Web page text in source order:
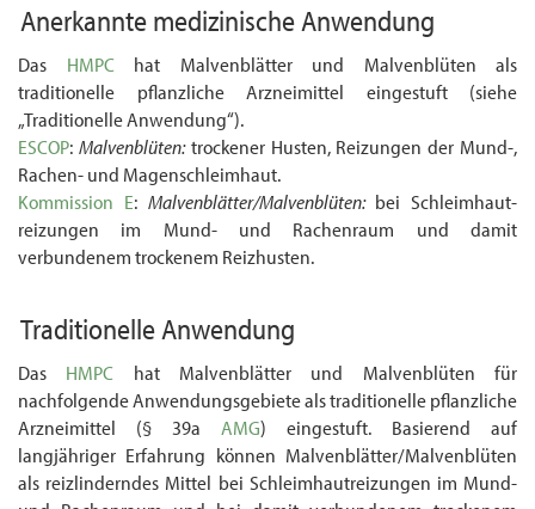
Anerkannte medizinische Anwendung
Das HMPChat Malvenblätter und Malvenblüten als
traditionelle pflanzliche Arzneimittel eingestuft (siehe
„Traditionelle Anwendung“).
ESCOP: Malvenblüten:trockener Husten, Reizungen der Mund-,
Rachen- und Magen­schleim­haut.
Kommission E: Malvenblätter/Malvenblüten:bei Schleim­haut­
reizungen im Mund- und Rachen­raum und damit
verbundenem trockenem Reizhusten.
Traditionelle Anwendung
Das HMPC hat Malvenblätter und Malvenblüten für
nachfolgende Anwendungsgebiete als traditionelle pflanzliche
Arzneimittel (§ 39a AMG) eingestuft. Basierend auf
langjähriger Erfahrung können Malvenblätter/Malvenblüten
als reizlinderndes Mittel bei Schleim­haut­reizungen im Mund-